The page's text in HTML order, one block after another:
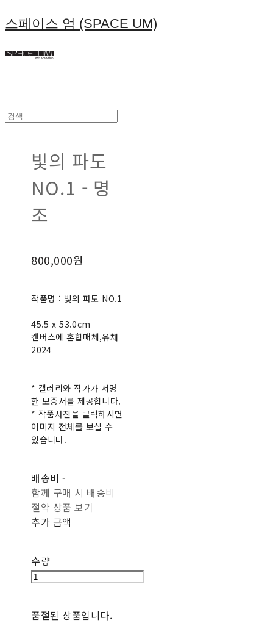
스페이스 엄 (SPACE UM)
빛의 파도
NO.1 - 명
조
800,000원
작품명 : 빛의 파도 NO.1
45.5 x 53.0cm
캔버스에 혼합매체,유채
2024
* 갤러리와 작가가 서명
한 보증서를 제공합니다.
* 작품사진을 클릭하시면
이미지 전체를 보실 수
있습니다.
배송비-
함께 구매 시 배송비
절약 상품 보기
추가 금액
수량
품절된 상품입니다.